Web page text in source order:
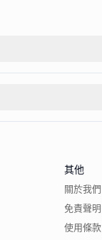
其他
關於我們
免責聲明
使用條款